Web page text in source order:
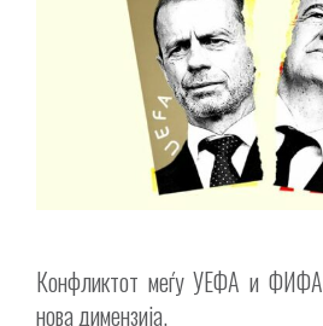
Конфликтот меѓу УЕФА и ФИФА
нова димензија.